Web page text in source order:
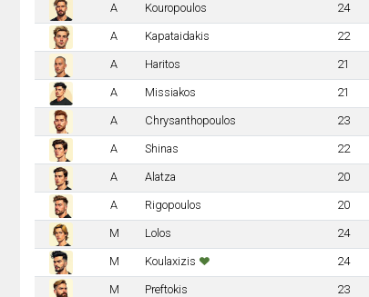
A Kouropoulos 24
A Kapataidakis 22
A Haritos 21
A Missiakos 21
A Chrysanthopoulos 23
A Shinas 22
A Alatza 20
A Rigopoulos 20
M Lolos 24
M Koulaxizis 24
M Preftokis 23